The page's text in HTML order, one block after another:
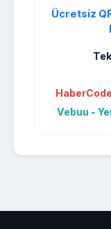
Ücretsiz
Vebuu -